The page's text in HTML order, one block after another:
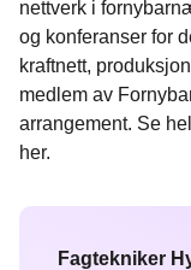
nettverk i
og konferanser for
kraftnett,
medlem av
arrangement. Se
her.
Fagtekniker